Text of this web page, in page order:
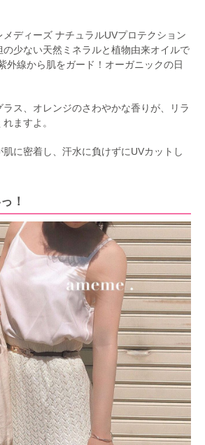
メディーズ ナチュラルUVプロテクション
の少ない天然ミネラルと植物由来オイルで
外線から肌をガード！オーガニックの日
ス、オレンジのさわやかな香りが、リラ
ますよ。
に密着し、汗水に負けずにUVカットし
！